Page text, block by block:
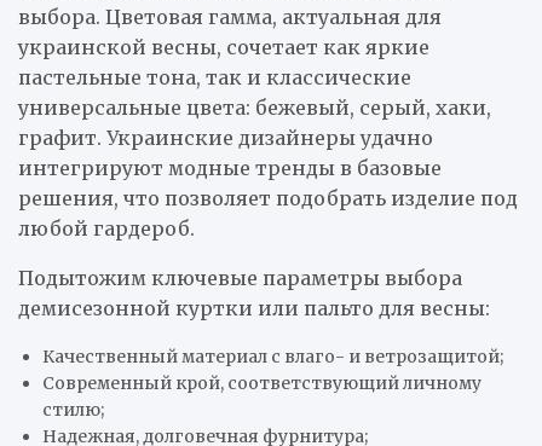
выбора. Цветовая гамма, актуальная для
украинской весны, сочетает как яркие
пастельные тона, так и классические
универсальные цвета: бежевый, серый, хаки,
графит. Украинские дизайнеры удачно
интегрируют модные тренды в базовые
решения, что позволяет подобрать изделие под
любой гардероб.
Подытожим ключевые параметры выбора
демисезонной куртки или пальто для весны:
Качественный материал с влаго- и ветрозащитой;
Современный крой, соответствующий личному
стилю;
Надежная, долговечная фурнитура;